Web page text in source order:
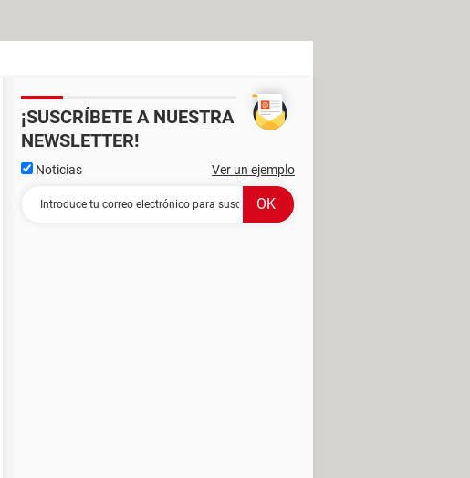
¡SUSCRÍBETE A NUESTRA
NEWSLETTER!
Noticias Ver un ejemplo